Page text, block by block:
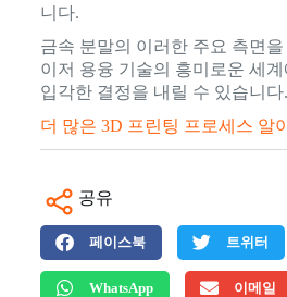
니다.
금속 분말의 이러한 주요 측면
이저 용융 기술의 흥미로운 세
입각한 결정을 내릴 수 있습니다.
더 많은 3D 프린팅 프로세스 알
공유
페이스북 트위터
WhatsApp 이메일